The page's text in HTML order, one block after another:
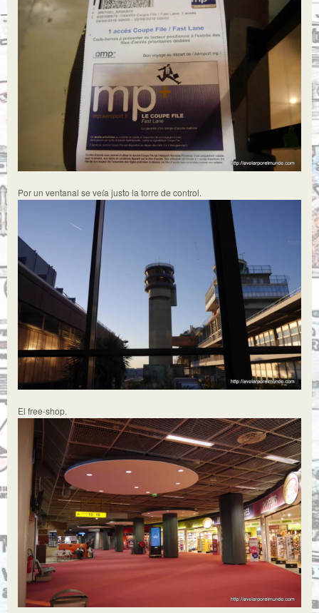
Por un ventanal se veía justo la torre de control.
El free-shop.